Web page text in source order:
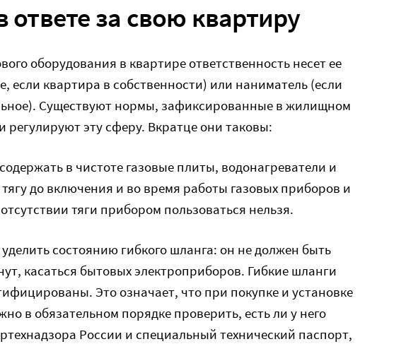
за свою квартиру
оборудования в квартире ответственность несет ее
если квартира в собственности) или наниматель (если
Существуют нормы, зафиксированные в жилищном
регулируют эту сферу. Вкратце они таковы:
в чистоте газовые плиты, водонагреватели и
до включения и во время работы газовых приборов и
тяги прибором пользоваться нельзя.
состоянию гибкого шланга: он не должен быть
касаться бытовых электроприборов. Гибкие шланги
Это означает, что при покупке и установке
в обязательном порядке проверить, есть ли у него
России и специальный технический паспорт,